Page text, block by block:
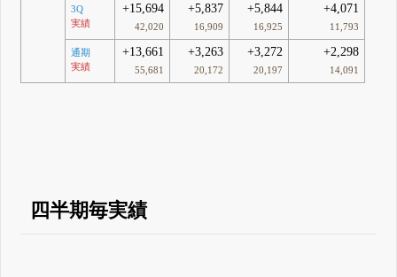
3Q
実績
+15,694
42,020
+5,837
16,909
+5,844
16,925
+4,071
11,793
通期
実績
+13,661
55,681
+3,263
20,172
+3,272
20,197
+2,298
14,091
四半期毎実績